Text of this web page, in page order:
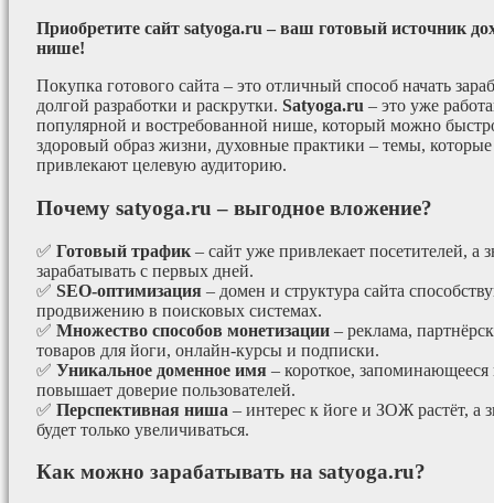
Приобретите сайт satyoga.ru – ваш готовый источник
нише!
Покупка готового сайта – это отличный способ начать
долгой разработки и раскрутки. Satyoga.ru – это уже
популярной и востребованной нише, который можно
здоровый образ жизни, духовные практики – темы, которые
привлекают целевую аудиторию.
Почему satyoga.ru – выгодное вложение?
✅ Готовый трафик – сайт уже привлекает посетителей, а
зарабатывать с первых дней.
✅ SEO-оптимизация – домен и структура сайта
продвижению в поисковых системах.
✅ Множество способов монетизации – реклама,
товаров для йоги, онлайн-курсы и подписки.
✅ Уникальное доменное имя – короткое, запоминающееся
повышает доверие пользователей.
✅ Перспективная ниша – интерес к йоге и ЗОЖ растёт, а
будет только увеличиваться.
Как можно зарабатывать на satyoga.ru?